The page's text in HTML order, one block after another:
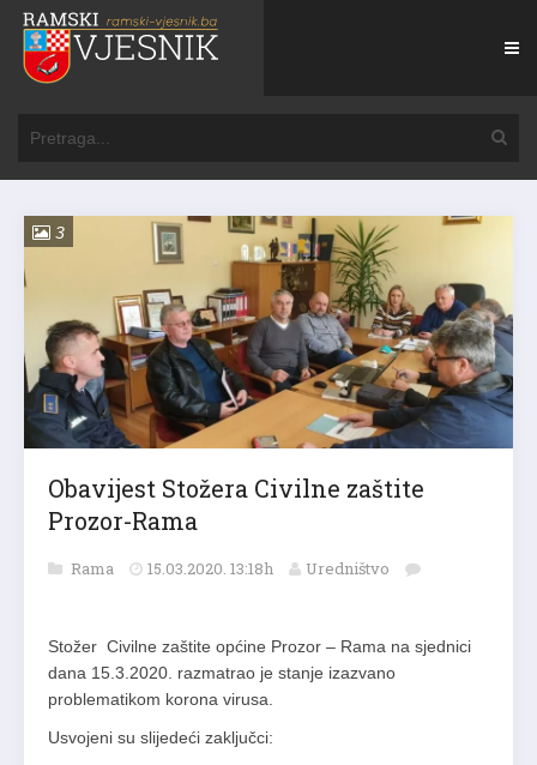
3
Obavijest Stožera Civilne zaštite
Prozor-Rama
Rama 15.03.2020. 13:18h Uredništvo
Stožer Civilne zaštite općine Prozor – Rama na sjednici
dana 15.3.2020. razmatrao je stanje izazvano
problematikom korona virusa.
Usvojeni su slijedeći zaključci: